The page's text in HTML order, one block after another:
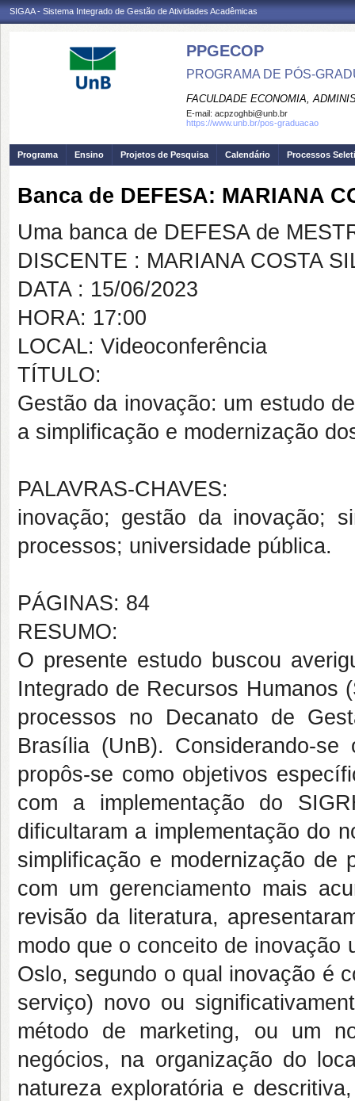
SIGAA - Sistema Integrado de Gestão de Atividades Acadêmicas
PPGECOP
PROGRAMA DE PÓS-
FACULDADE ECONOMIA,
E-mail: acpzoghbi@unb.br
https://www.unb.br/pos-graduacao
Programa Ensino Projetos de Pesquisa Calendário Processos
Banca de DEFESA: MARIANA
Uma banca de DEFESA de
DISCENTE : MARIANA COSTA
DATA : 15/06/2023
HORA: 17:00
LOCAL: Videoconferência
TÍTULO:
Gestão da inovação: um estudo
a simplificação e modernização
PALAVRAS-CHAVES:
inovação; gestão da inovação;
processos; universidade pública.
PÁGINAS: 84
RESUMO:
O presente estudo buscou
Integrado de Recursos Humanos
processos no Decanato de
Brasília (UnB). Considerando-
propôs-se como objetivos
com a implementação do
dificultaram a implementação do
simplificação e modernização de
com um gerenciamento mais
revisão da literatura,
modo que o conceito de inovação
Oslo, segundo o qual inovação é
serviço) novo ou
método de marketing, ou um
negócios, na organização do
natureza exploratória e